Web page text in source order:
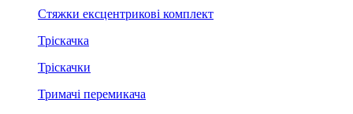
Стяжки ексцентрикові комплект
Тріскачка
Тріскачки
Тримачі перемикача